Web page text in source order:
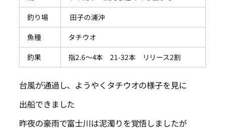
釣り場
田子の浦沖
魚種
タチウオ
釣果
指2.6～4本 21-32本 リリース2割
台風が通過し、ようやくタチウオの様子を見に
出船できました
昨夜の豪雨で富士川は泥濁りを覚悟しましたが